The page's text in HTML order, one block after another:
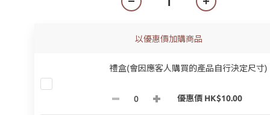
以優惠價加購商品
禮盒(會因應客人購買的產品自行決定尺寸)
優惠價 HK$10.00